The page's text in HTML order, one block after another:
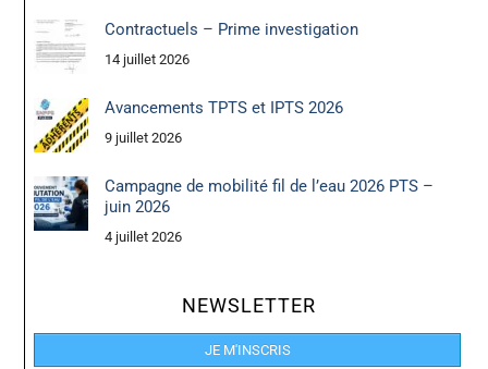
Contractuels – Prime investigation
14 juillet 2026
Avancements TPTS et IPTS 2026
9 juillet 2026
Campagne de mobilité fil de l’eau 2026 PTS –
juin 2026
4 juillet 2026
NEWSLETTER
JE M'INSCRIS